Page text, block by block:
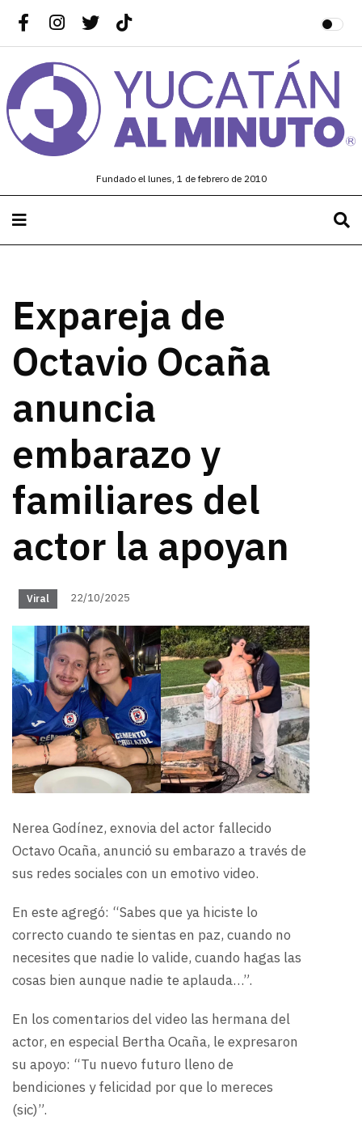
Fundado el lunes, 1 de febrero de 2010
Expareja de
Octavio Ocaña
anuncia
embarazo y
familiares del
actor la apoyan
Viral 22/10/2025
Nerea Godínez, exnovia del actor fallecido
Octavo Ocaña, anunció su embarazo a través de
sus redes sociales con un emotivo video.
En este agregó: “Sabes que ya hiciste lo
correcto cuando te sientas en paz, cuando no
necesites que nadie lo valide, cuando hagas las
cosas bien aunque nadie te aplauda…”.
En los comentarios del video las hermana del
actor, en especial Bertha Ocaña, le expresaron
su apoyo: “Tu nuevo futuro lleno de
bendiciones y felicidad por que lo mereces
(sic)”.